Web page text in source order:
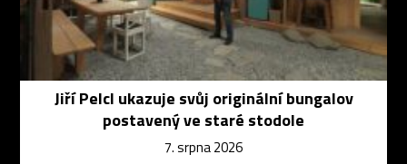
Jiří Pelcl ukazuje svůj originální bungalov
postavený ve staré stodole
7. srpna 2026